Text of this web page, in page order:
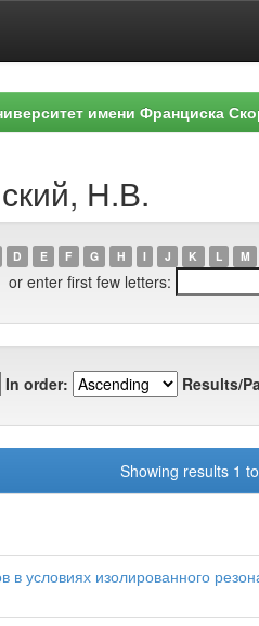
имени Франциска
Н.В.
D E F G H I J K L M
or enter first few letters:
In order: Results/
Showing results 1
условиях изолированного